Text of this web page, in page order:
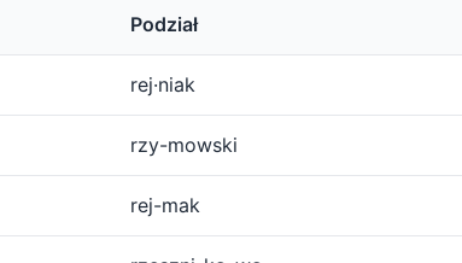
Podział
rej·niak
rzy-mowski
rej-mak